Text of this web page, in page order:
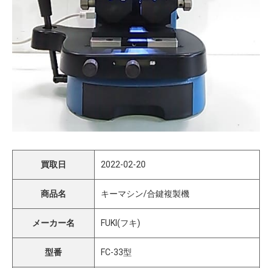
買取日 2022-02-20
商品名 キーマシン/合鍵複製機
メーカー名 FUKI(フキ)
型番 FC-33型